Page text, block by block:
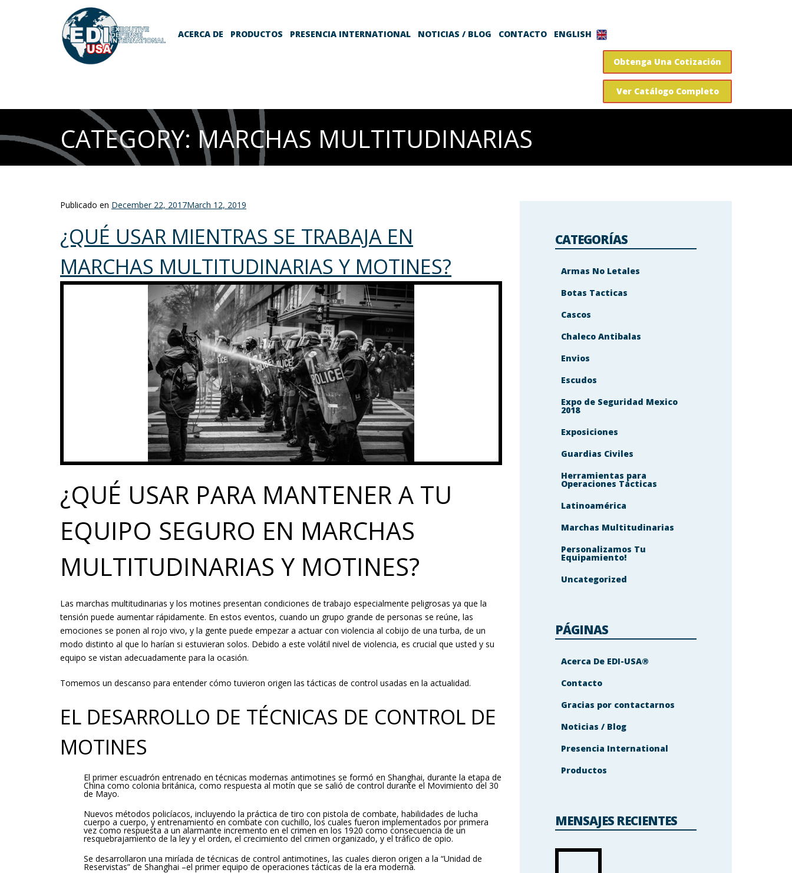
ACERCA DE PRODUCTOS PRESENCIA INTERNATIONAL NOTICIAS / BLOG CONTACTO ENGLISH
Obtenga Una Cotización
Ver Catálogo Completo
CATEGORY: MARCHAS MULTITUDINARIAS
Publicado en December 22, 2017March 12, 2019
¿QUÉ USAR MIENTRAS SE TRABAJA EN
MARCHAS MULTITUDINARIAS Y MOTINES?
​¿QUÉ​ ​USAR​ ​PARA​ ​MANTENER​ ​A​ ​TU​ ​
EQUIPO​ ​SEGURO​ ​EN​ ​MARCHAS
MULTITUDINARIAS​ ​Y​ ​MOTINES?
Las marchas multitudinarias y los motines presentan condiciones de trabajo especialmente peligrosas ya que la
tensión puede aumentar rápidamente. En estos eventos, cuando un grupo grande de personas se reúne, las
emociones se ponen al rojo vivo, y la gente puede empezar a actuar con violencia al cobijo de una turba, de un
modo distinto al que lo harían si estuvieran solos. Debido a este volátil nivel de violencia, es crucial que usted y su
equipo se vistan adecuadamente para la ocasión.
Tomemos un descanso para entender cómo tuvieron origen las tácticas de control usadas en la actualidad.
EL​ ​DESARROLLO​ ​DE​ ​TÉCNICAS​ ​DE​ ​CONTROL​ ​DE​ ​
MOTINES
El primer escuadrón entrenado en técnicas modernas antimotines se formó en Shanghai, durante la etapa de
China como colonia británica, como respuesta al motín que se salió de control durante el Movimiento del 30
de Mayo.
Nuevos métodos policíacos, incluyendo la práctica de tiro con pistola de combate, habilidades de lucha
cuerpo a cuerpo, y entrenamiento en combate con cuchillo, los cuales fueron implementados por primera
vez como respuesta a un alarmante incremento en el crimen en los 1920 como consecuencia de un
resquebrajamiento de la ley y el orden, el crecimiento del crimen organizado, y el tráfico de opio.
Se desarrollaron una miríada de técnicas de control antimotines, las cuales dieron origen a la “Unidad de
Reservistas” de Shanghai –el primer equipo de operaciones tácticas de la era moderna.
CATEGORÍAS
Armas No Letales
Botas Tacticas
Cascos
Chaleco Antibalas
Envios
Escudos
Expo de Seguridad Mexico
2018
Exposiciones
Guardias Civiles
Herramientas para
Operaciones Tácticas
Latinoamérica
Marchas Multitudinarias
Personalizamos Tu
Equipamiento!
Uncategorized
PÁGINAS
Acerca De EDI-USA®
Contacto
Gracias por contactarnos
Noticias / Blog
Presencia International
Productos
MENSAJES RECIENTES